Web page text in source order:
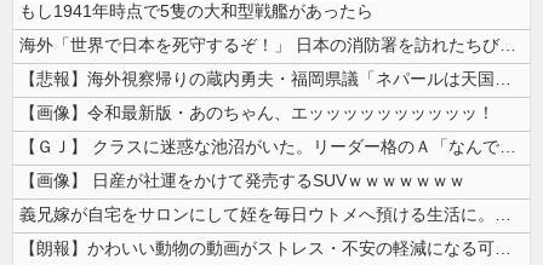
もし1941年時点で5隻の大和型戦艦があったら
海外「世界で日本を死守するぞ！」 日本の消防署を訪れたちびっ子集団が世...
【悲報】海外視察帰りの蔵内勇夫・福岡県議「ネパールは天国だった！」あま...
【画像】令和最新版・あのちゃん、エッッッッッッッッッッ！
【ＧＪ】 クラスに迷惑な池沼がいた。リーダー格のＡ「なんで支援学級に入...
【画像】 日産が社運をかけて発売するSUVｗｗｗｗｗｗｗ
義兄嫁が自宅をサロンにして姪を毎日ウトメへ預ける生活に。数年後、そのツ...
【朗報】かわいい動物の動画がストレス・不安の軽減になる可能性。英大学の...